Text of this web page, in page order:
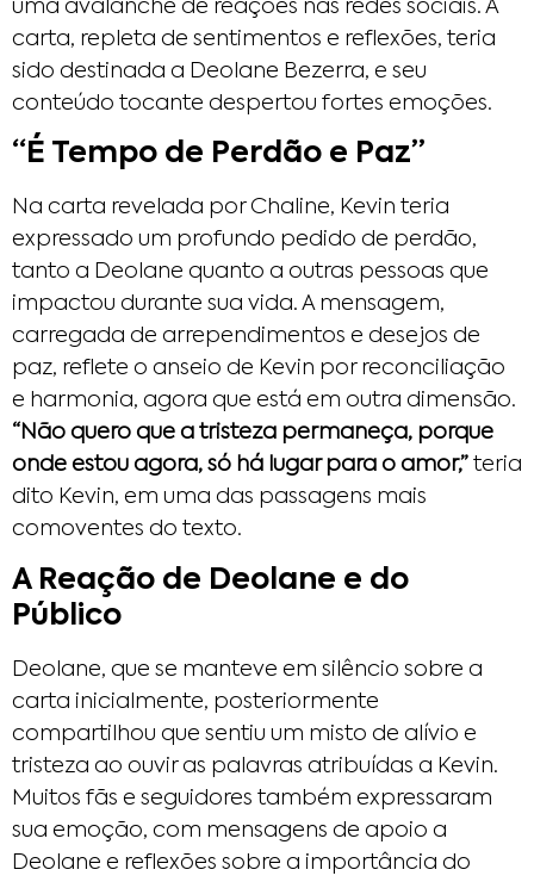
uma avalanche de reações nas redes sociais. A
carta, repleta de sentimentos e reflexões, teria
sido destinada a Deolane Bezerra, e seu
conteúdo tocante despertou fortes emoções.
“É Tempo de Perdão e Paz”
Na carta revelada por Chaline, Kevin teria
expressado um profundo pedido de perdão,
tanto a Deolane quanto a outras pessoas que
impactou durante sua vida. A mensagem,
carregada de arrependimentos e desejos de
paz, reflete o anseio de Kevin por reconciliação
e harmonia, agora que está em outra dimensão.
“Não quero que a tristeza permaneça, porque
onde estou agora, só há lugar para o amor,” teria
dito Kevin, em uma das passagens mais
comoventes do texto.
A Reação de Deolane e do
Público
Deolane, que se manteve em silêncio sobre a
carta inicialmente, posteriormente
compartilhou que sentiu um misto de alívio e
tristeza ao ouvir as palavras atribuídas a Kevin.
Muitos fãs e seguidores também expressaram
sua emoção, com mensagens de apoio a
Deolane e reflexões sobre a importância do